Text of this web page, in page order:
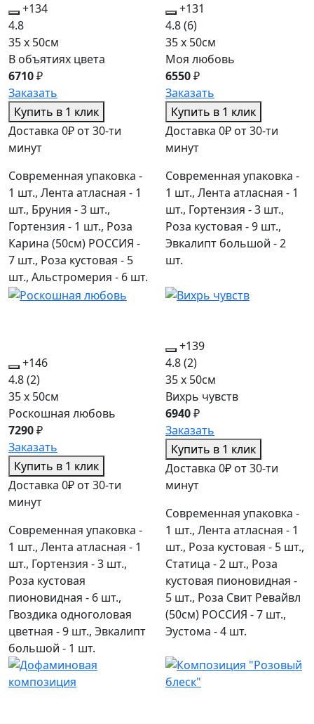
+134
4.8
35 x 50см
В объятиях цвета
6710₽
Заказать
Купить в 1 клик
Доставка 0₽ от 30-ти
минут
Современная упаковка -
1 шт., Лента атласная - 1
шт., Бруния - 3 шт.,
Гортензия - 1 шт., Роза
Карина (50см) РОССИЯ -
7 шт., Роза кустовая - 5
шт., Альстромерия - 6 шт.
+131
4.8(6)
35 x 50см
Моя любовь
6550₽
Заказать
Купить в 1 клик
Доставка 0₽ от 30-ти
минут
Современная упаковка -
1 шт., Лента атласная - 1
шт., Гортензия - 3 шт.,
Роза кустовая - 9 шт.,
Эвкалипт большой - 2
шт.
+146
4.8(2)
35 x 50см
Роскошная любовь
7290₽
Заказать
Купить в 1 клик
Доставка 0₽ от 30-ти
минут
Современная упаковка -
1 шт., Лента атласная - 1
шт., Гортензия - 3 шт.,
Роза кустовая
пионовидная - 6 шт.,
Гвоздика одноголовая
цветная - 9 шт., Эвкалипт
большой - 1 шт.
+139
4.8(2)
35 x 50см
Вихрь чувств
6940₽
Заказать
Купить в 1 клик
Доставка 0₽ от 30-ти
минут
Современная упаковка -
1 шт., Лента атласная - 1
шт., Роза кустовая - 5 шт.,
Статица - 2 шт., Роза
кустовая пионовидная -
5 шт., Роза Свит Ревайвл
(50см) РОССИЯ - 7 шт.,
Эустома - 4 шт.